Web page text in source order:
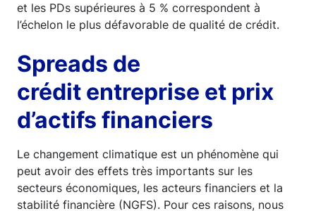
et les PDs supérieures à 5 % correspondent à
l’échelon le plus défavorable de qualité de crédit.
Spreads de
crédit entreprise et prix
d’actifs financiers
Le changement climatique est un phénomène qui
peut avoir des effets très importants sur les
secteurs économiques, les acteurs financiers et la
stabilité financière (NGFS). Pour ces raisons, nous